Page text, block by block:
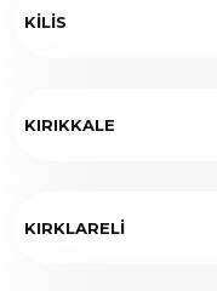
KİLİS
KIRIKKALE
KIRKLARELİ